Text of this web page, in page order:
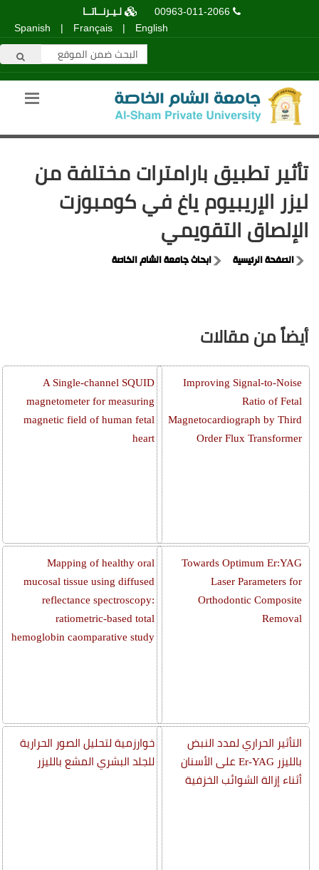
00963-011-2066
لـيـرنــاتــا
English
|
Français
|
Spanish
تأثير تطبيق بارامترات مختلفة من
ليزر الإريبيوم ياغ في كومبوزت
الإلصاق التقويمي
الصفحة الرئيسية ابحاث جامعة الشام الخاصة
أيضاً من مقالات
Improving Signal-to-Noise
Ratio of Fetal
Magnetocardiograph by Third
Order Flux Transformer
Towards Optimum Er:YAG
Laser Parameters for
Orthodontic Composite
Removal
التأثير الحراري لمدد النبض
بالليزر Er-YAG على الأسنان
أثناء إزالة الشوائب الخزفية
A Single-channel SQUID
magnetometer for measuring
magnetic field of human fetal
heart
Mapping of healthy oral
mucosal tissue using diffused
reflectance spectroscopy:
ratiometric-based total
hemoglobin caomparative study
خوارزمية لتحليل الصور الحرارية
للجلد البشري المشع بالليزر